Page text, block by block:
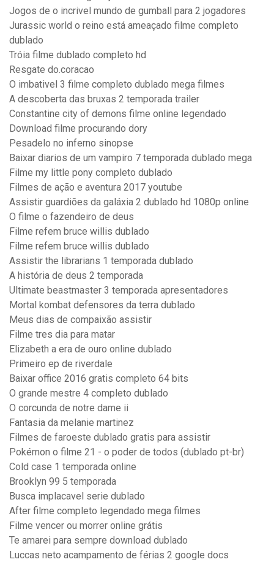
Jogos de o incrivel mundo de gumball para 2 jogadores
Jurassic world o reino está ameaçado filme completo
dublado
Tróia filme dublado completo hd
Resgate do.coracao
O imbativel 3 filme completo dublado mega filmes
A descoberta das bruxas 2 temporada trailer
Constantine city of demons filme online legendado
Download filme procurando dory
Pesadelo no inferno sinopse
Baixar diarios de um vampiro 7 temporada dublado mega
Filme my little pony completo dublado
Filmes de ação e aventura 2017 youtube
Assistir guardiões da galáxia 2 dublado hd 1080p online
O filme o fazendeiro de deus
Filme refem bruce willis dublado
Filme refem bruce willis dublado
Assistir the librarians 1 temporada dublado
A história de deus 2 temporada
Ultimate beastmaster 3 temporada apresentadores
Mortal kombat defensores da terra dublado
Meus dias de compaixão assistir
Filme tres dia para matar
Elizabeth a era de ouro online dublado
Primeiro ep de riverdale
Baixar office 2016 gratis completo 64 bits
O grande mestre 4 completo dublado
O corcunda de notre dame ii
Fantasia da melanie martinez
Filmes de faroeste dublado gratis para assistir
Pokémon o filme 21 - o poder de todos (dublado pt-br)
Cold case 1 temporada online
Brooklyn 99 5 temporada
Busca implacavel serie dublado
After filme completo legendado mega filmes
Filme vencer ou morrer online grátis
Te amarei para sempre download dublado
Luccas neto acampamento de férias 2 google docs